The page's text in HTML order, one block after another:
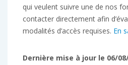
qui veulent suivre une de nos
contacter directement afin
modalités d’accès requises. En
Dernière mise à jour le 06/